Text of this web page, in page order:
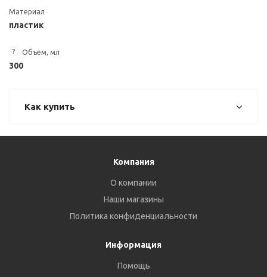
Материал
пластик
? Объем, мл
300
Как купить
Компания
О компании
Наши магазины
Политика конфиденциальности
Информация
Помощь